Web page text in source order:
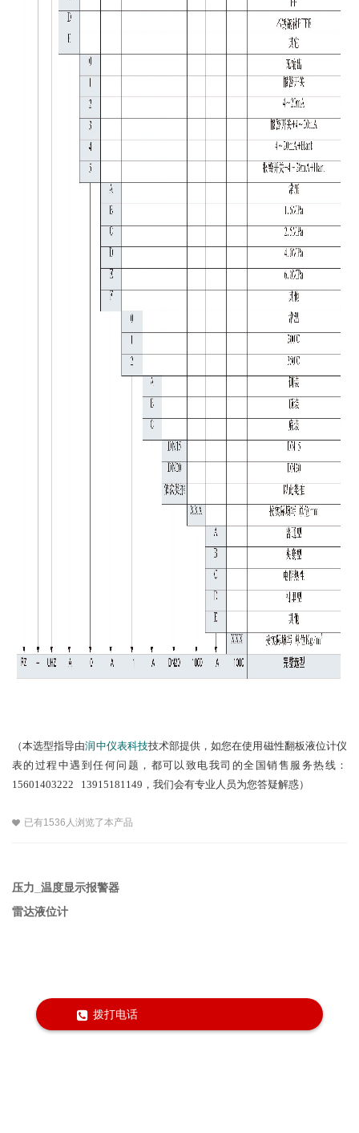
（本选型指导由润中仪表科技技术部提供，如您在使用磁性翻板液位计仪
表的过程中遇到任何问题，都可以致电我司的全国销售服务热线：
15601403222 13915181149，我们会有专业人员为您答疑解惑）
已有1536人浏览了本产品
压力_温度显示报警器
雷达液位计
拨打电话